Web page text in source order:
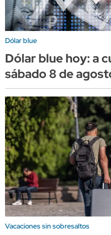
Dólar blue
Dólar blue hoy: a
sábado 8 de
Vacaciones sin sobresaltos